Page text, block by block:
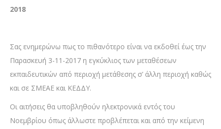
2018
Σας ενημερώνω πως το πιθανότερο είναι να εκδοθεί έως την
Παρασκευή 3-11-2017 η εγκύκλιος των μεταθέσεων
εκπαιδευτικών από περιοχή μετάθεσης σ’ άλλη περιοχή καθώς
και σε ΣΜΕΑΕ και ΚΕΔΔΥ.
Οι αιτήσεις θα υποβληθούν ηλεκτρονικά εντός του
Νοεμβρίου όπως άλλωστε προβλέπεται και από την κείμενη